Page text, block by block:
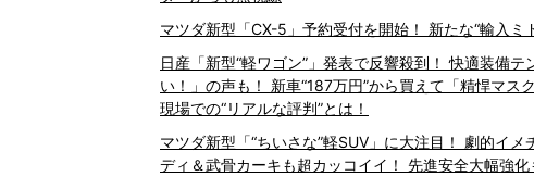
マツダ新型「CX-5」予約受付を開始！ 新たな“輸入ミ
日産「新型“軽ワゴン”」発表で反響殺到！ 快適装備
い！」の声も！ 新車“187万円”から買えて「精悍マ
現場での“リアルな評判”とは！
マツダ新型「“ちいさな”軽SUV」に大注目！ 劇的イ
ディ＆武骨カーキも超カッコイイ！ 先進安全大幅強